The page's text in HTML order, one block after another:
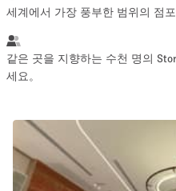
Photo
Conference
세계에서 가장 풍부한 범위의 점포
같은 곳을 지향하는 수천 명의
세요。